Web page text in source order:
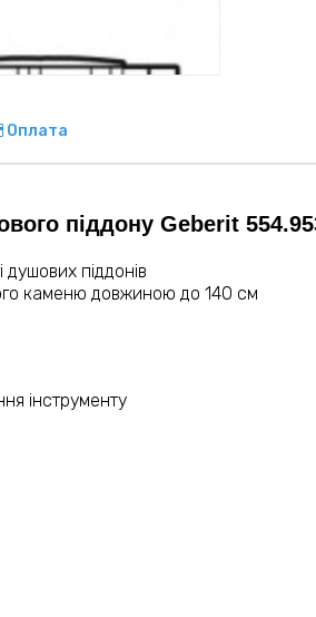
Оплата
піддону Geberit
піддонів
каменю довжиною до 140 см
інструменту